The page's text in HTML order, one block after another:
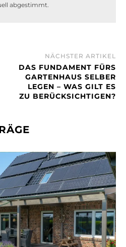
abgestimmt.
NÄCHSTER ARTIKEL
DAS FUNDAMENT FÜRS
GARTENHAUS SELBER
LEGEN – WAS GILT ES
ZU BERÜCKSICHTIGEN?